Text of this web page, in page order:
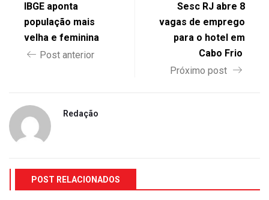
IBGE aponta
população mais
velha e feminina
Post anterior
Sesc RJ abre 8
vagas de emprego
para o hotel em
Cabo Frio
Próximo post
Redação
POST RELACIONADOS